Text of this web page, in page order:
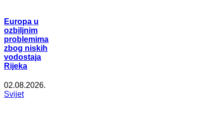
Europa u
ozbiljnim
problemima
zbog niskih
vodostaja
Rijeka
02.08.2026.
Svijet